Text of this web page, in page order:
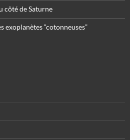
côté de Saturne
exoplanètes “cotonneuses”